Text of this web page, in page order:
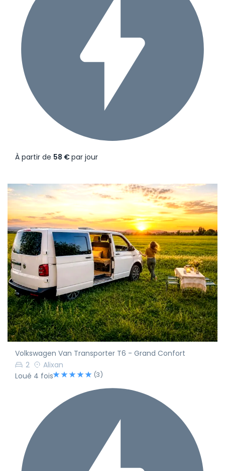
À partir de 58 €par jour
Volkswagen Van Transporter T6 - Grand Confort
2
Alixan
Loué 4 fois
(3)